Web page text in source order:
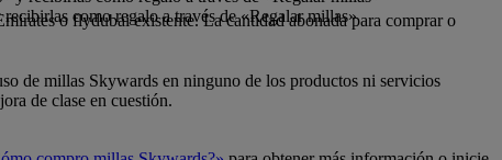
como regalo a través de «Regalar millas»
o flydubai existente. La cantidad abonada para comprar o
de millas Skywards en ninguno de los productos ni servicios
de clase en cuestión.